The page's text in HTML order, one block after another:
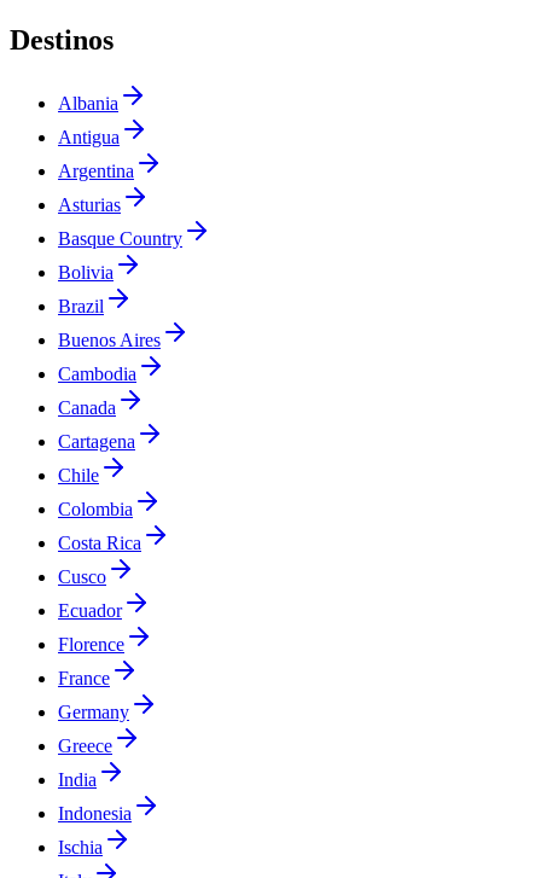
Destinos
Albania
Antigua
Argentina
Asturias
Basque Country
Bolivia
Brazil
Buenos Aires
Cambodia
Canada
Cartagena
Chile
Colombia
Costa Rica
Cusco
Ecuador
Florence
France
Germany
Greece
India
Indonesia
Ischia